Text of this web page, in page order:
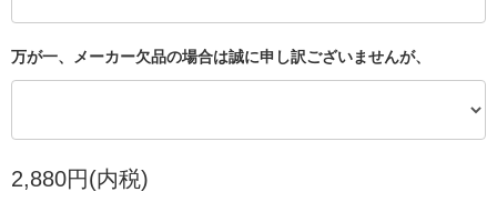
万が一、メーカー欠品の場合は誠に申し訳ございませんが、
2,880円(内税)